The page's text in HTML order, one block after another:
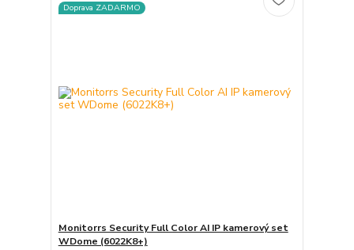
Doprava ZADARMO
Monitorrs Security Full Color AI IP kamerový set
WDome (6022K8+)